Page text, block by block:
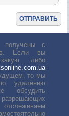
получены с
Если вы
либо
то мы
удалению
обсудить